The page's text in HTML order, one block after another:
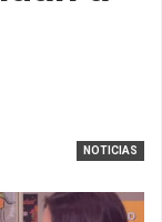
NOTICIAS